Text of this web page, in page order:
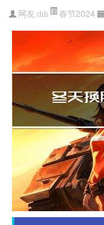
网友:dth 春节2024